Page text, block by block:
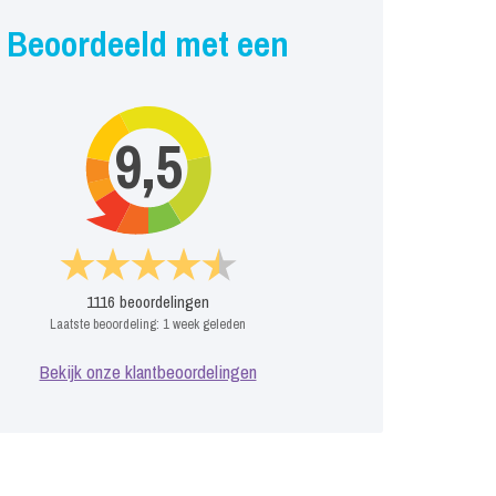
Beoordeeld met een
9,5
1116 beoordelingen
Laatste beoordeling: 1 week geleden
Bekijk onze klantbeoordelingen